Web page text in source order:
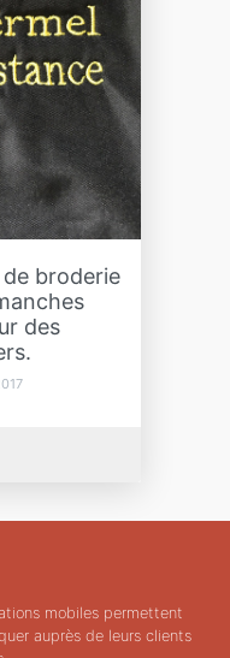
broderie
des
mobiles permettent
auprès de leurs clients